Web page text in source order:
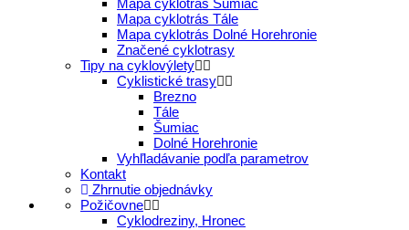
Mapa cyklotrás Tále
Mapa cyklotrás Dolné Horehronie
Značené cyklotrasy
Tipy na cyklovýlety
Cyklistické trasy
Brezno
Tále
Šumiac
Dolné Horehronie
Vyhľladávanie podľa parametrov
Kontakt
Zhrnutie objednávky
Požičovne
Cyklodreziny, Hronec